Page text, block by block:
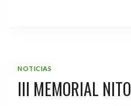
NOTICIAS
III MEMORIAL NITO